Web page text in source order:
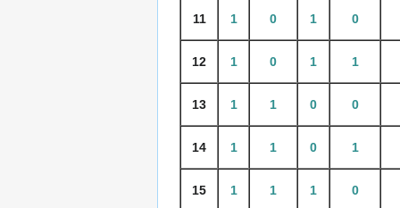
11 1 0 1 0
12 1 0 1 1
13 1 1 0 0
14 1 1 0 1
15 1 1 1 0